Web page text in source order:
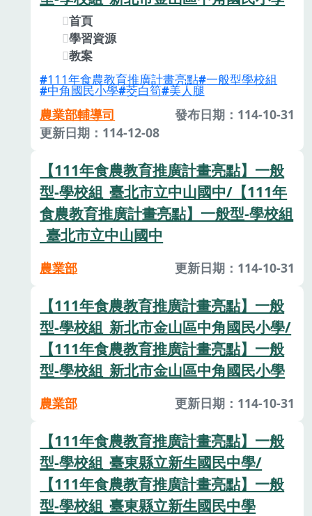
首頁
學習資源
教案
111年食農教育推廣計畫亮點 一般型學校組
中角國民小學 茭白筍 美人腿
農業部輔導司
發布日期：114-10-31
更新日期：114-12-08
【111年食農教育推廣計畫亮點】一般
型-學校組_臺北市立中山國中/【111年
食農教育推廣計畫亮點】一般型-學校組
_臺北市立中山國中
農業部 更新日期：114-10-31
【111年食農教育推廣計畫亮點】一般
型-學校組_新北市金山區中角國民小學/
【111年食農教育推廣計畫亮點】一般
型-學校組_新北市金山區中角國民小學
農業部 更新日期：114-10-31
【111年食農教育推廣計畫亮點】一般
型-學校組_臺東縣立新生國民中學/
【111年食農教育推廣計畫亮點】一般
型-學校組_臺東縣立新生國民中學